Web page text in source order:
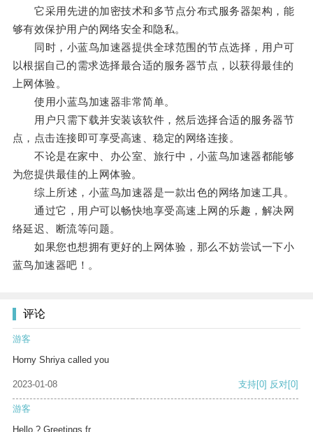
它采用先进的加密技术和多节点分布式服务器架构，能
够有效保护用户的网络安全和隐私。
同时，小蓝鸟加速器提供全球范围的节点选择，用户可
以根据自己的需求选择最合适的服务器节点，以获得最佳的
上网体验。
使用小蓝鸟加速器非常简单。
用户只需下载并安装该软件，然后选择合适的服务器节
点，点击连接即可享受高速、稳定的网络连接。
不论是在家中、办公室、旅行中，小蓝鸟加速器都能够
为您提供最佳的上网体验。
综上所述，小蓝鸟加速器是一款出色的网络加速工具。
通过它，用户可以畅快地享受高速上网的乐趣，解决网
络延迟、断流等问题。
如果您也想拥有更好的上网体验，那么不妨尝试一下小
蓝鸟加速器吧！。
评论
游客
Horny Shriya called you
2023-01-08 支持[0] 反对[0]
游客
Hello,? Greetings fr